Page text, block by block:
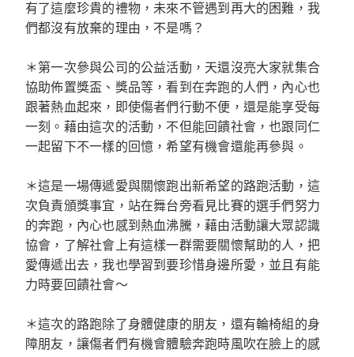
有了這麼珍貴的禮物，未來不管遇到再大的困難，我
們都沒有放棄的理由，不是嗎？
＊第一次參與公司的公益活動，天還沒亮大家就集合
協助佈置獎盃、獎品等，看到在奔跑的人們，內心也
跟著熱血起來，即使傷者們行動不便，還是能享受每
一刻。藉由這次的活動，不但能回饋社會，也跟同仁
一起留下不一樣的回憶，希望有機會還能再參與。
＊這是一場傳遞愛與關懷跑出新希望的路跑活動，這
次負責頒獎事宜，站在舞台旁看見比賽的選手們努力
的奔跑，內心也感到熱血沸騰，藉由活動讓大眾認識
協會，了解社會上有這樣一群需要關懷幫助的人，把
愛傳遞出去，我也學習到要珍惜身邊所愛，並且有能
力時要回饋社會～
＊這次的路跑除了身體健康的朋友，還有輪椅組的身
障朋友，讓傷者們有機會體驗奔跑時風吹在臉上的感